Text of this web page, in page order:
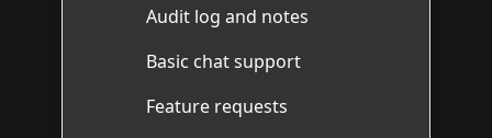
Audit log and notes
Basic chat support
Feature requests